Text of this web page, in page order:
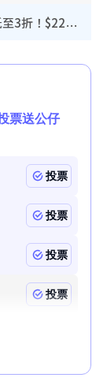
廚具開倉｜特福Tefal廚具/家電開倉低至3折！$220起買平底鍋/炒鑊/湯煲！電飯煲/吸塵機/燙斗$418起